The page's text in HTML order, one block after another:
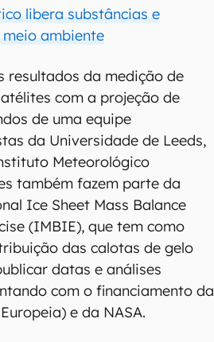
libera substâncias e
ambiente
resultados da medição de
com a projeção de
de uma equipe
da Universidade de Leeds,
Meteorológico
também fazem parte da
Ice Sheet Mass Balance
(IMBIE), que tem como
das calotas de gelo
datas e análises
com o financiamento da
e da NASA.